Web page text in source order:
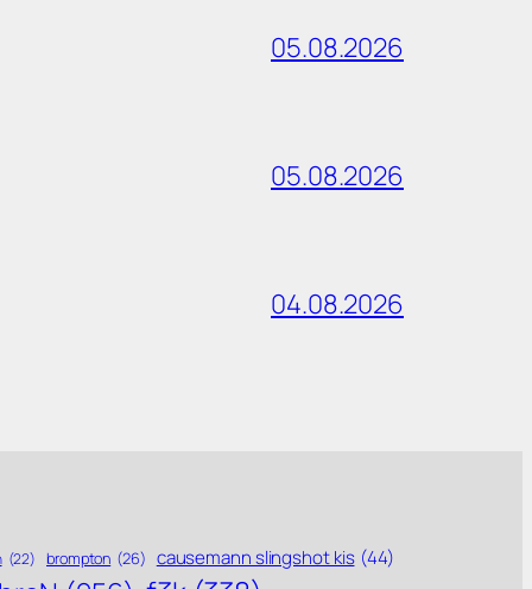
05.08.2026
05.08.2026
04.08.2026
(22) brompton (26) causemann slingshot kis (44)